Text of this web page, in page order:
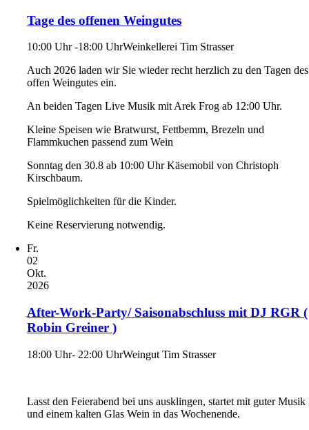
Tage des offenen Weingutes
10:00 Uhr -18:00 UhrWeinkellerei Tim Strasser
Auch 2026 laden wir Sie wieder recht herzlich zu den Tagen des
offen Weingutes ein.
An beiden Tagen Live Musik mit Arek Frog ab 12:00 Uhr.
Kleine Speisen wie Bratwurst, Fettbemm, Brezeln und
Flammkuchen passend zum Wein
Sonntag den 30.8 ab 10:00 Uhr Käsemobil von Christoph
Kirschbaum.
Spielmöglichkeiten für die Kinder.
Keine Reservierung notwendig.
Fr.
02
Okt.
2026
After-Work-Party/ Saisonabschluss mit DJ RGR (
Robin Greiner )
18:00 Uhr- 22:00 UhrWeingut Tim Strasser
Lasst den Feierabend bei uns ausklingen, startet mit guter Musik
und einem kalten Glas Wein in das Wochenende.